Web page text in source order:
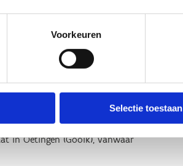
Voorkeuren
Selectie toestaan
trekpaard.
waar de kunst van het
van het oerbier
van oude en jonge lambiek en
Hier vind je de geuzestekerij
streekbieren en -gerechten.
in Oetingen (Gooik), vanwaar